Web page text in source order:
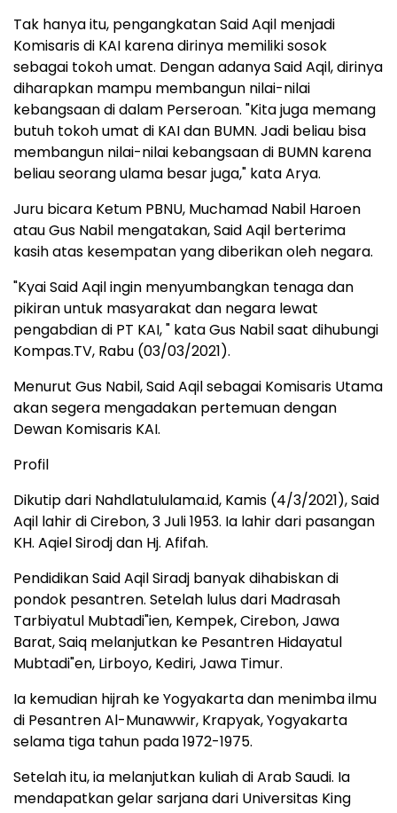
Tak hanya itu, pengangkatan Said Aqil menjadi
Komisaris di KAI karena dirinya memiliki sosok
sebagai tokoh umat. Dengan adanya Said Aqil, dirinya
diharapkan mampu membangun nilai-nilai
kebangsaan di dalam Perseroan. "Kita juga memang
butuh tokoh umat di KAI dan BUMN. Jadi beliau bisa
membangun nilai-nilai kebangsaan di BUMN karena
beliau seorang ulama besar juga," kata Arya.
Juru bicara Ketum PBNU, Muchamad Nabil Haroen
atau Gus Nabil mengatakan, Said Aqil berterima
kasih atas kesempatan yang diberikan oleh negara.
"Kyai Said Aqil ingin menyumbangkan tenaga dan
pikiran untuk masyarakat dan negara lewat
pengabdian di PT KAI, " kata Gus Nabil saat dihubungi
Kompas.TV, Rabu (03/03/2021).
Menurut Gus Nabil, Said Aqil sebagai Komisaris Utama
akan segera mengadakan pertemuan dengan
Dewan Komisaris KAI.
Profil
Dikutip dari Nahdlatululama.id, Kamis (4/3/2021), Said
Aqil lahir di Cirebon, 3 Juli 1953. Ia lahir dari pasangan
KH. Aqiel Sirodj dan Hj. Afifah.
Pendidikan Said Aqil Siradj banyak dihabiskan di
pondok pesantren. Setelah lulus dari Madrasah
Tarbiyatul Mubtadi"ien, Kempek, Cirebon, Jawa
Barat, Saiq melanjutkan ke Pesantren Hidayatul
Mubtadi"en, Lirboyo, Kediri, Jawa Timur.
Ia kemudian hijrah ke Yogyakarta dan menimba ilmu
di Pesantren Al-Munawwir, Krapyak, Yogyakarta
selama tiga tahun pada 1972-1975.
Setelah itu, ia melanjutkan kuliah di Arab Saudi. Ia
mendapatkan gelar sarjana dari Universitas King